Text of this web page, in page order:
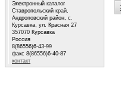
Электронный каталог
Ставропольский край,
Андроповский район, с.
Курсавка, ул. Красная 27
357070 Курсавка
Россия
8(86556)6-43-99
факс 8(86556)6-40-87
контакт